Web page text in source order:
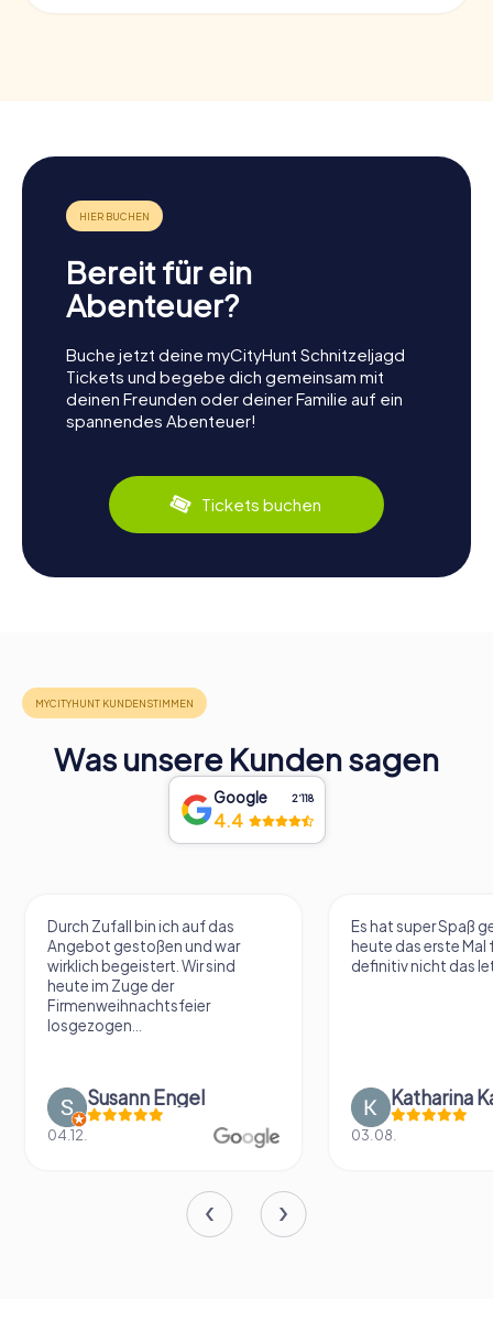
Bereit für ein
Abenteuer?
Buche jetzt deine myCityHunt Schnitzeljagd
Tickets und begebe dich gemeinsam mit
deinen Freunden oder deiner Familie auf ein
spannendes Abenteuer!
Tickets buchen
Was unsere Kunden sagen
Google 2‘118
4.4
Durch Zufall bin ich auf das
Angebot gestoßen und war
wirklich begeistert. Wir sind
heute im Zuge der
Firmenweihnachtsfeier
losgezogen...
Susann Engel
04.12.
Es hat super Spaß
heute das erste Mal
definitiv nicht das
Katharina
03.08.